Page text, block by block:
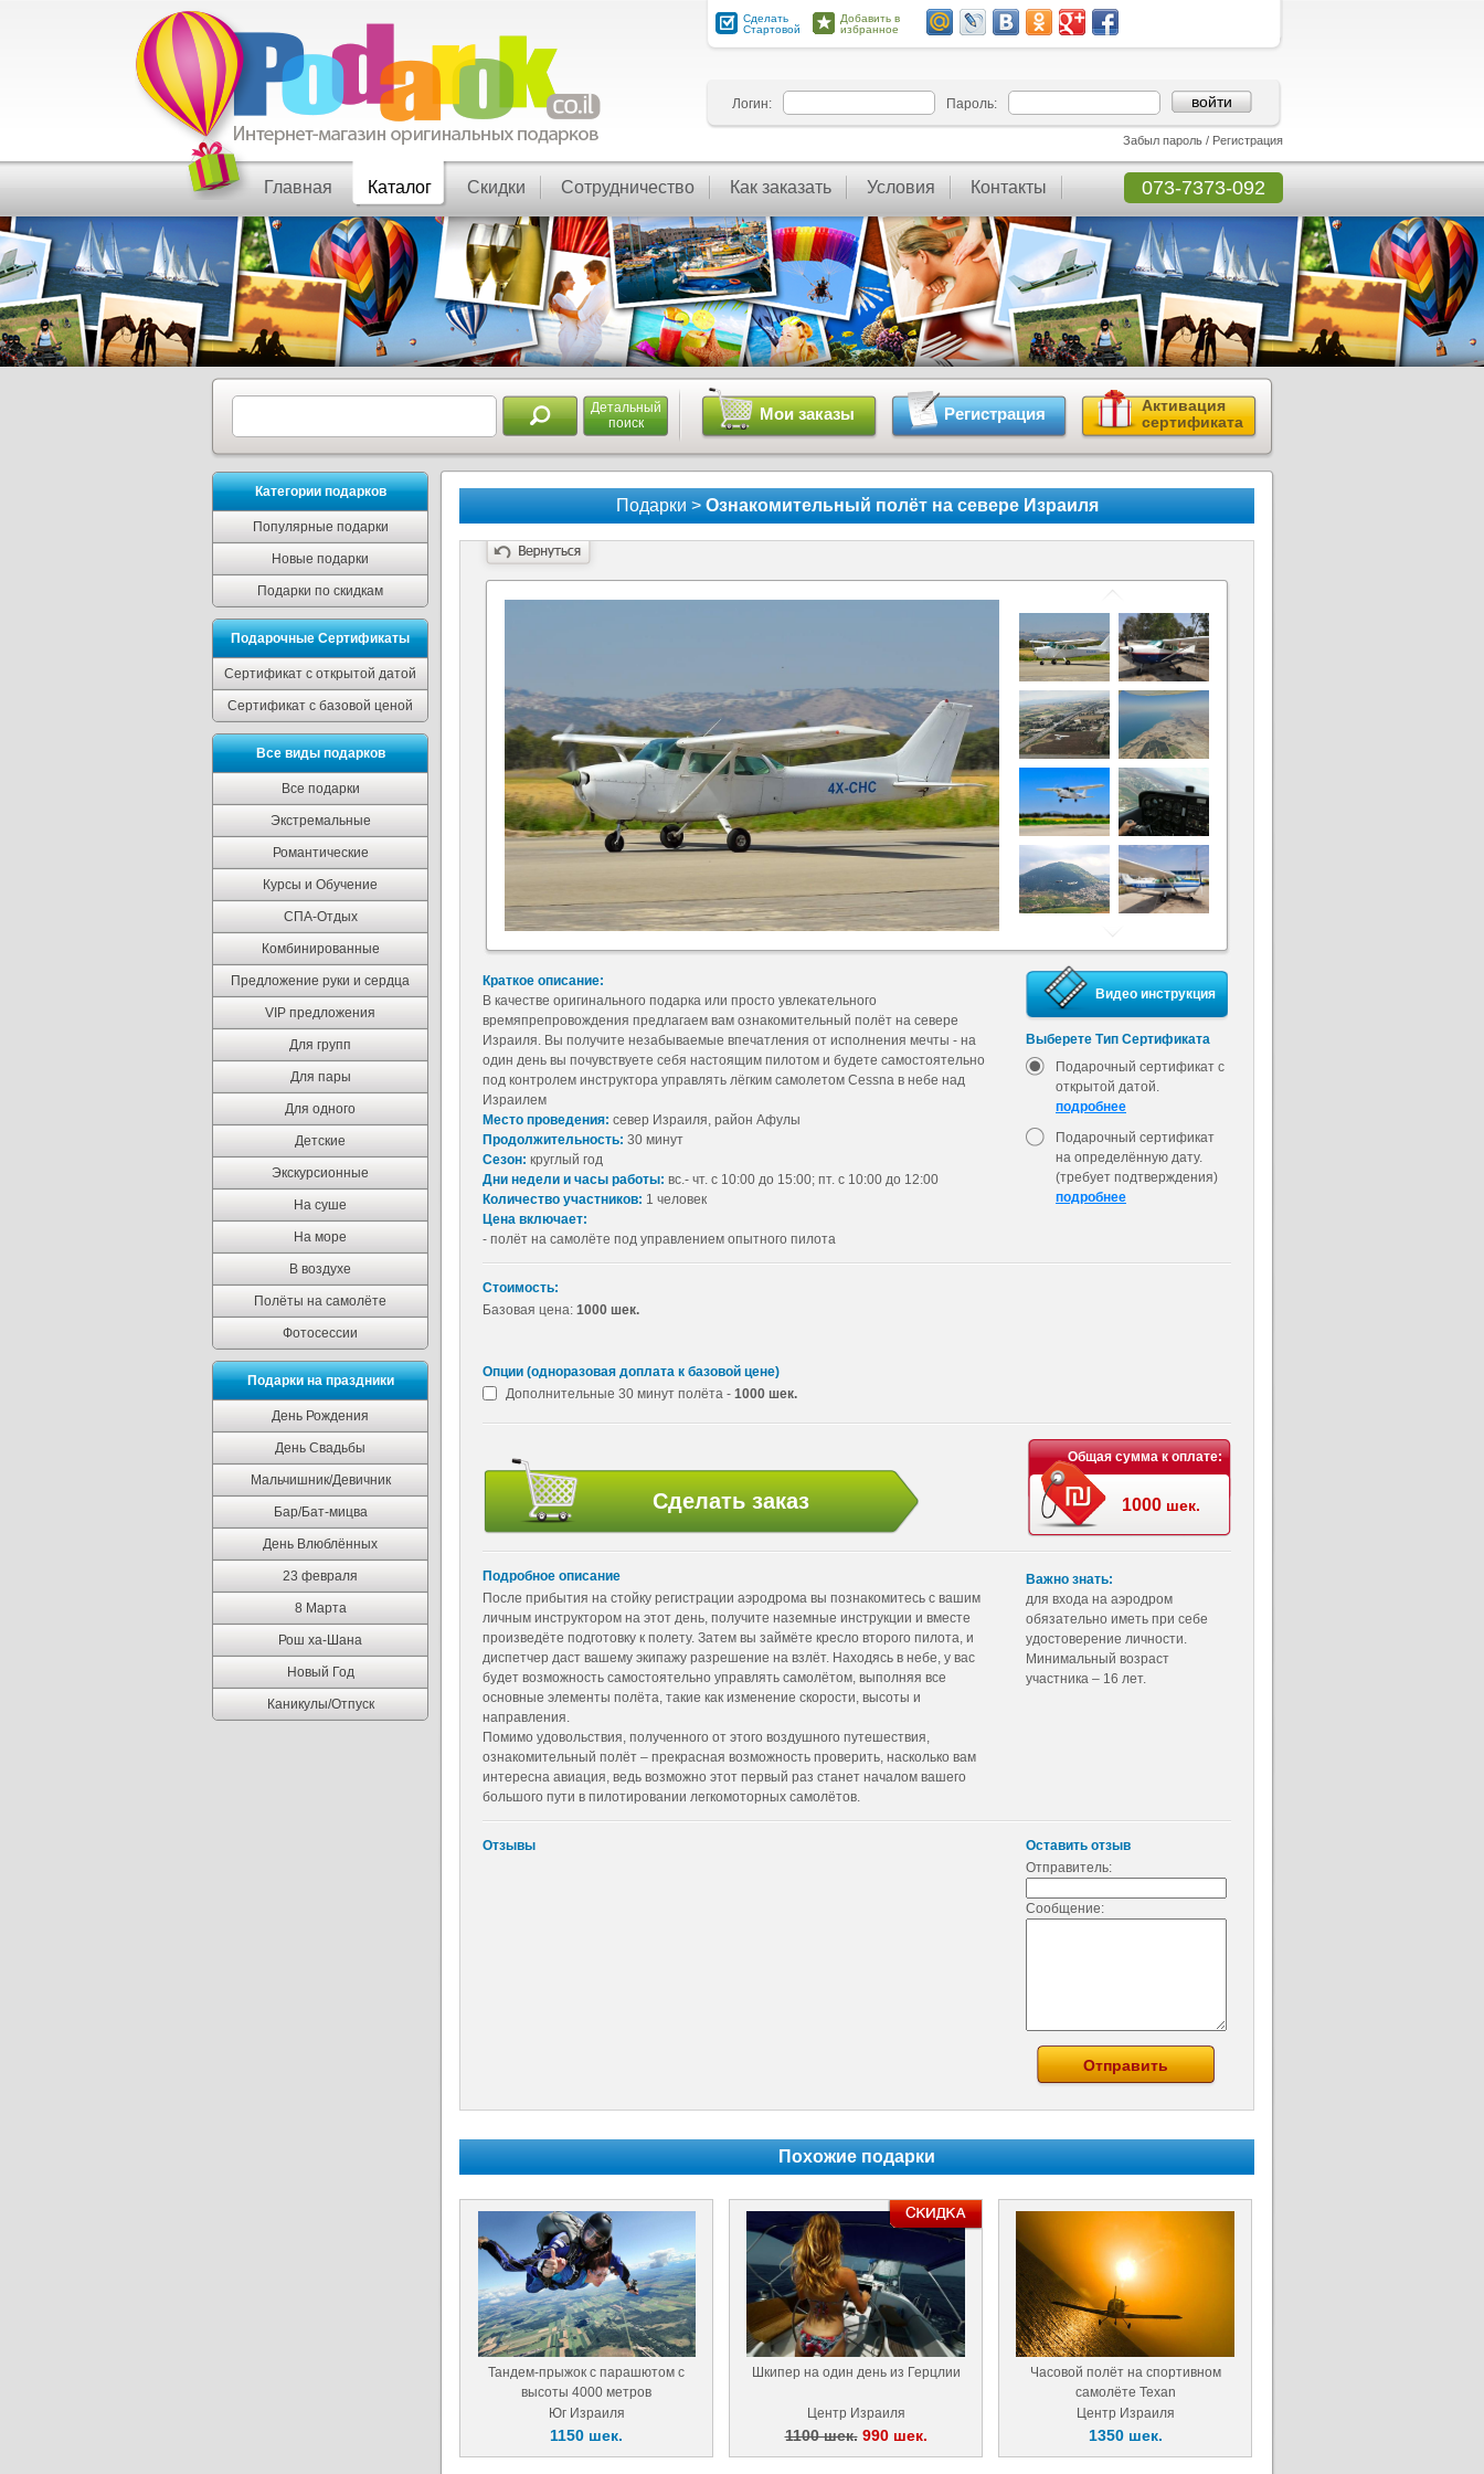
Сделать
Стартовой
Добавить в
избранное
Логин: Пароль:
Забыл пароль / Регистрация
Главная Каталог Скидки Сотрудничество Как заказать Условия Контакты 073-7373-092
Детальный
поиск
Активация
сертификата
Регистрация
Мои заказы
Категории подарков
Популярные подарки
Новые подарки
Подарки по скидкам
Подарочные Сертификаты
Сертификат с открытой датой
Сертификат с базовой ценой
Все виды подарков
Все подарки
Экстремальные
Романтические
Курсы и Обучение
СПА-Отдых
Комбинированные
Предложение руки и сердца
VIP предложения
Для групп
Для пары
Для одного
Детские
Экскурсионные
На суше
На море
В воздухе
Полёты на самолёте
Фотосессии
Подарки на праздники
День Рождения
День Свадьбы
Мальчишник/Девичник
Бар/Бат-мицва
День Влюблённых
23 февраля
8 Марта
Рош ха-Шана
Новый Год
Каникулы/Отпуск
Подарки >Ознакомительный полёт на севере Израиля
Краткое описание:
В качестве оригинального подарка или просто увлекательного
времяпрепровождения предлагаем вам ознакомительный полёт на севере
Израиля. Вы получите незабываемые впечатления от исполнения мечты - на
один день вы почувствуете себя настоящим пилотом и будете самостоятельно
под контролем инструктора управлять лёгким самолетом Cessna в небе над
Израилем
Место проведения: север Израиля, район Афулы
Продолжительность: 30 минут
Сезон: круглый год
Дни недели и часы работы: вс.- чт. с 10:00 до 15:00; пт. с 10:00 до 12:00
Количество участников: 1 человек
Цена включает:
- полёт на самолёте под управлением опытного пилота
Видео инструкция
Выберете Тип Сертификата
Подарочный сертификат с
открытой датой.
подробнее
Подарочный сертификат
на определённую дату.
(требует подтверждения)
подробнее
Стоимость:
Базовая цена: 1000 шек.
Опции (одноразовая доплата к базовой цене)
Дополнительные 30 минут полёта - 1000 шек.
Общая сумма к оплате:
1000шек.
Подробное описание
После прибытия на стойку регистрации аэродрома вы познакомитесь с вашим
личным инструктором на этот день, получите наземные инструкции и вместе
произведёте подготовку к полету. Затем вы займёте кресло второго пилота, и
диспетчер даст вашему экипажу разрешение на взлёт. Находясь в небе, у вас
будет возможность самостоятельно управлять самолётом, выполняя все
основные элементы полёта, такие как изменение скорости, высоты и
направления.
Помимо удовольствия, полученного от этого воздушного путешествия,
ознакомительный полёт – прекрасная возможность проверить, насколько вам
интересна авиация, ведь возможно этот первый раз станет началом вашего
большого пути в пилотировании легкомоторных самолётов.
Важно знать:
для входа на аэродром
обязательно иметь при себе
удостоверение личности.
Минимальный возраст
участника – 16 лет.
Отзывы
Оставить отзыв
Отправитель:
Сообщение:
Похожие подарки
Тандем-прыжок с парашютом с
высоты 4000 метров
Юг Израиля
1150 шек.
Шкипер на один день из Герцлии
Центр Израиля
1100 шек. 990 шек.
Часовой полёт на спортивном
самолёте Texan
Центр Израиля
1350 шек.